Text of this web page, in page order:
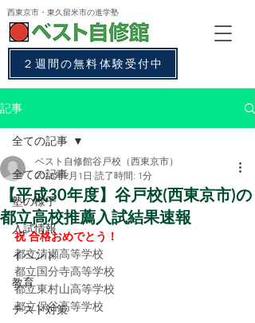
西東京市・東久留米市の進学塾
２週間の無料体験受付中
記事
全ての記事
塾の様子
入試情報
イベント
教育
テスト対策
全ての記事
【平成30年度】谷戸校(西東京市)の
都立高校推薦入試結果速報
ベスト自修館谷戸校（西東京市）
2018年2月1日 読了時間: 1分
祝 合格おめでとう！
都立清瀬高等学校
都立国分寺高等学校
都立東村山高等学校
都立保谷高等学校